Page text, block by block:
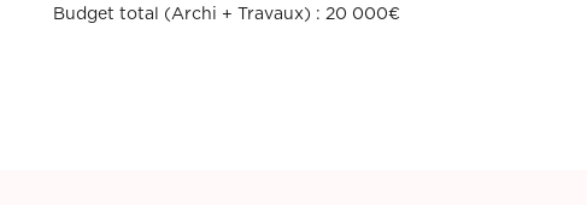
Budget total (Archi + Travaux) : 20 000€